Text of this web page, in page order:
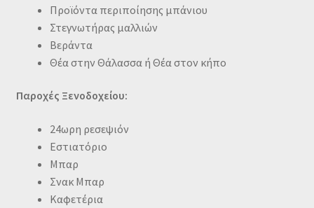
Προϊόντα περιποίησης μπάνιου
Στεγνωτήρας μαλλιών
Βεράντα
Θέα στην Θάλασσα ή Θέα στον κήπο
Παροχές Ξενοδοχείου:
24ωρη ρεσεψιόν
Εστιατόριο
Μπαρ
Σνακ Μπαρ
Καφετέρια